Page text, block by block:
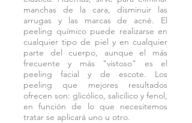
manchas de la cara, disminuir las
arrugas y las marcas de acné. El
peeling químico puede realizarse en
cualquier tipo de piel y en cualquier
parte del cuerpo, aunque el más
frecuente y más "vistoso" es el
peeling facial y de escote. Los
peeling que mejores resultados
ofrecen son: glicólico, salicílico y fenol,
en función de lo que necesitemos
tratar se aplicará uno u otro.